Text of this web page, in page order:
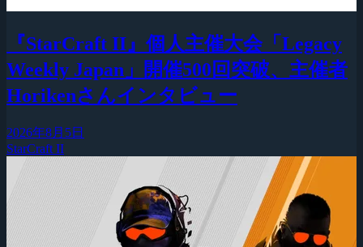
『StarCraft II』個人主催大会「Legacy
Weekly Japan」開催500回突破、主催者
Horikenさんインタビュー
2026年8月5日
StarCraft II